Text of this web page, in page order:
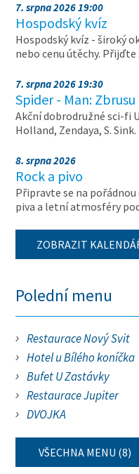
7. srpna 2026 19:00
Hospodský kvíz
Hospodský kvíz - široký
nebo cenu útěchy.
7. srpna 2026 19:30
Spider - Man:
Akční dobrodružné sci-fi
Holland, Zendaya, S.
8. srpna 2026
Rock a pivo
Připravte se na
piva a letní atmosféry
ZOBRAZIT
Polední menu
Restaurace Nový Svit
Hotel u Bílého koníčka
Bufet U Zastávky
Restaurace Jupiter
DVOJKA
VŠECHNA MENU (8)